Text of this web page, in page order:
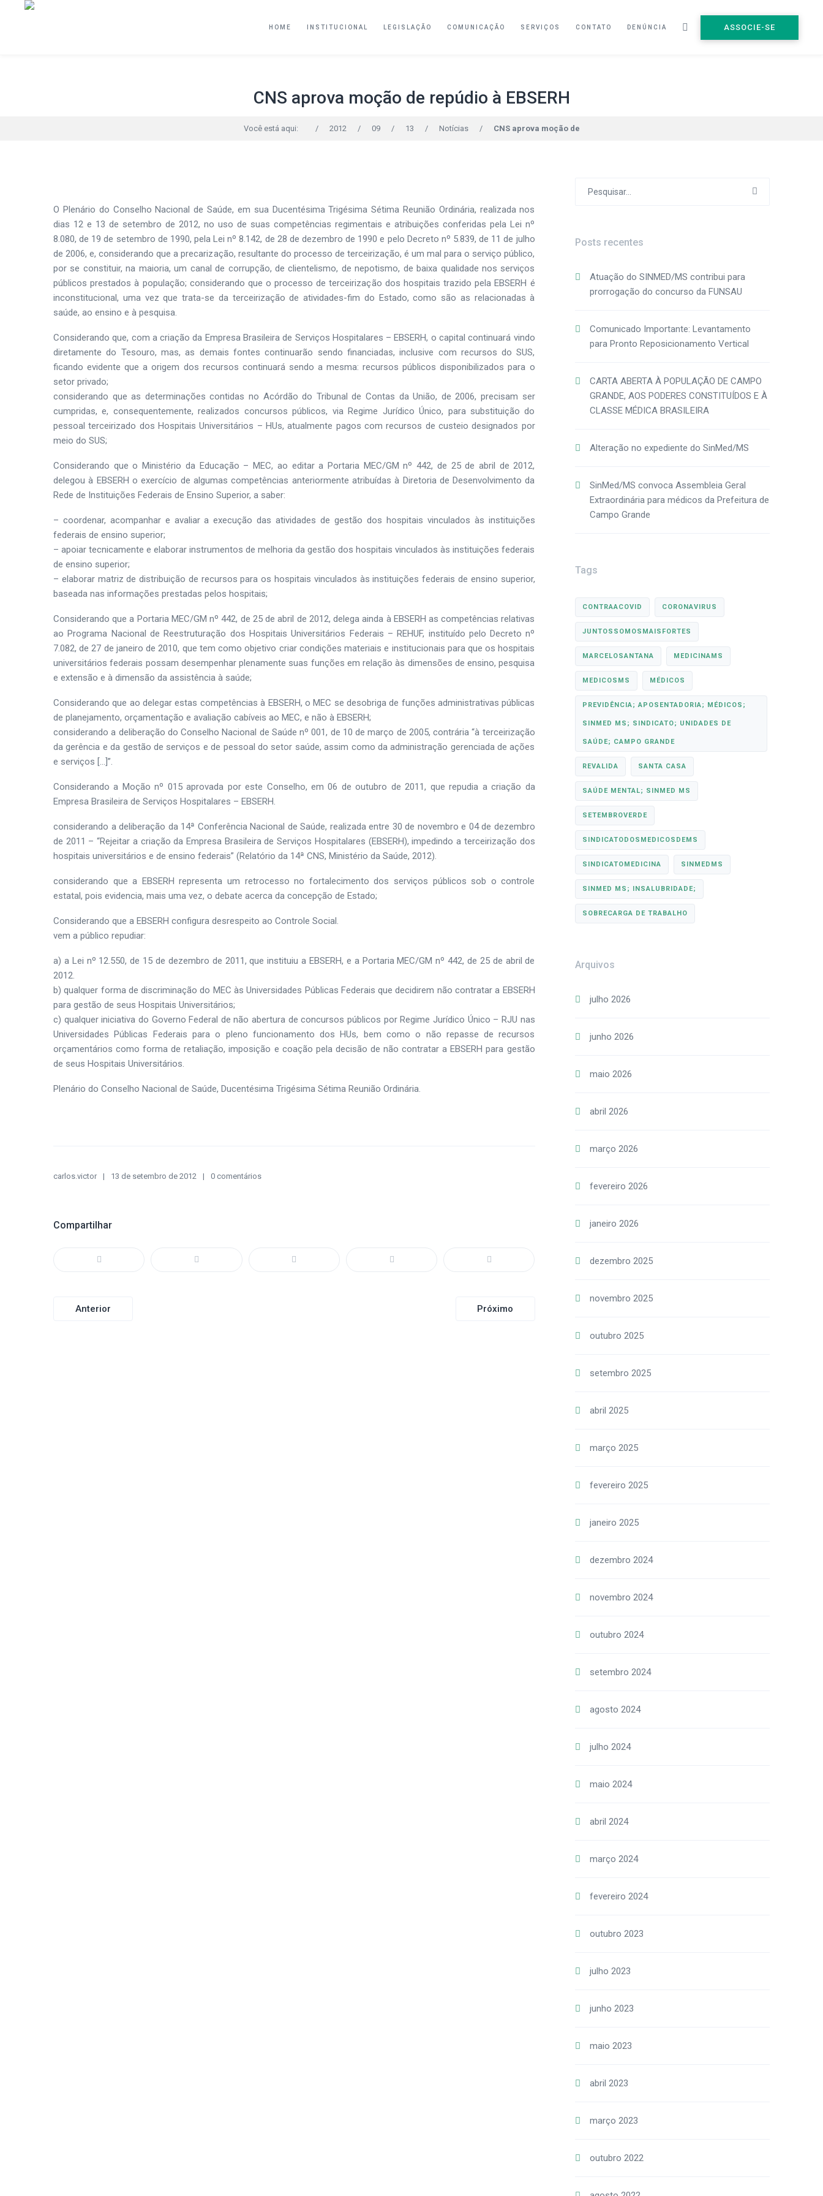
ASSOCIE-SE
HOME INSTITUCIONAL LEGISLAÇÃO COMUNICAÇÃO SERVIÇOS CONTATO DENÚNCIA
CNS aprova moção de repúdio à EBSERH
Você está aqui: / 2012 / 09 / 13 / Notícias / CNS aprova moção de
O Plenário do Conselho Nacional de Saúde, em sua Ducentésima Trigésima Sétima Reunião Ordinária, realizada nos
dias 12 e 13 de setembro de 2012, no uso de suas competências regimentais e atribuições conferidas pela Lei nº
8.080, de 19 de setembro de 1990, pela Lei nº 8.142, de 28 de dezembro de 1990 e pelo Decreto nº 5.839, de 11 de julho
de 2006, e, considerando que a precarização, resultante do processo de terceirização, é um mal para o serviço público,
por se constituir, na maioria, um canal de corrupção, de clientelismo, de nepotismo, de baixa qualidade nos serviços
públicos prestados à população; considerando que o processo de terceirização dos hospitais trazido pela EBSERH é
inconstitucional, uma vez que trata-se da terceirização de atividades-fim do Estado, como são as relacionadas à
saúde, ao ensino e à pesquisa.
Considerando que, com a criação da Empresa Brasileira de Serviços Hospitalares – EBSERH, o capital continuará vindo
diretamente do Tesouro, mas, as demais fontes continuarão sendo financiadas, inclusive com recursos do SUS,
ficando evidente que a origem dos recursos continuará sendo a mesma: recursos públicos disponibilizados para o
setor privado;
considerando que as determinações contidas no Acórdão do Tribunal de Contas da União, de 2006, precisam ser
cumpridas, e, consequentemente, realizados concursos públicos, via Regime Jurídico Único, para substituição do
pessoal terceirizado dos Hospitais Universitários – HUs, atualmente pagos com recursos de custeio designados por
meio do SUS;
Considerando que o Ministério da Educação – MEC, ao editar a Portaria MEC/GM nº 442, de 25 de abril de 2012,
delegou à EBSERH o exercício de algumas competências anteriormente atribuídas à Diretoria de Desenvolvimento da
Rede de Instituições Federais de Ensino Superior, a saber:
– coordenar, acompanhar e avaliar a execução das atividades de gestão dos hospitais vinculados às instituições
federais de ensino superior;
– apoiar tecnicamente e elaborar instrumentos de melhoria da gestão dos hospitais vinculados às instituições federais
de ensino superior;
– elaborar matriz de distribuição de recursos para os hospitais vinculados às instituições federais de ensino superior,
baseada nas informações prestadas pelos hospitais;
Considerando que a Portaria MEC/GM nº 442, de 25 de abril de 2012, delega ainda à EBSERH as competências relativas
ao Programa Nacional de Reestruturação dos Hospitais Universitários Federais – REHUF, instituído pelo Decreto nº
7.082, de 27 de janeiro de 2010, que tem como objetivo criar condições materiais e institucionais para que os hospitais
universitários federais possam desempenhar plenamente suas funções em relação às dimensões de ensino, pesquisa
e extensão e à dimensão da assistência à saúde;
Considerando que ao delegar estas competências à EBSERH, o MEC se desobriga de funções administrativas públicas
de planejamento, orçamentação e avaliação cabíveis ao MEC, e não à EBSERH;
considerando a deliberação do Conselho Nacional de Saúde nº 001, de 10 de março de 2005, contrária “à terceirização
da gerência e da gestão de serviços e de pessoal do setor saúde, assim como da administração gerenciada de ações
e serviços […]”.
Considerando a Moção nº 015 aprovada por este Conselho, em 06 de outubro de 2011, que repudia a criação da
Empresa Brasileira de Serviços Hospitalares – EBSERH.
considerando a deliberação da 14ª Conferência Nacional de Saúde, realizada entre 30 de novembro e 04 de dezembro
de 2011 – “Rejeitar a criação da Empresa Brasileira de Serviços Hospitalares (EBSERH), impedindo a terceirização dos
hospitais universitários e de ensino federais” (Relatório da 14ª CNS, Ministério da Saúde, 2012).
considerando que a EBSERH representa um retrocesso no fortalecimento dos serviços públicos sob o controle
estatal, pois evidencia, mais uma vez, o debate acerca da concepção de Estado;
Considerando que a EBSERH configura desrespeito ao Controle Social.
vem a público repudiar:
a) a Lei nº 12.550, de 15 de dezembro de 2011, que instituiu a EBSERH, e a Portaria MEC/GM nº 442, de 25 de abril de
2012.
b) qualquer forma de discriminação do MEC às Universidades Públicas Federais que decidirem não contratar a EBSERH
para gestão de seus Hospitais Universitários;
c) qualquer iniciativa do Governo Federal de não abertura de concursos públicos por Regime Jurídico Único – RJU nas
Universidades Públicas Federais para o pleno funcionamento dos HUs, bem como o não repasse de recursos
orçamentários como forma de retaliação, imposição e coação pela decisão de não contratar a EBSERH para gestão
de seus Hospitais Universitários.
Plenário do Conselho Nacional de Saúde, Ducentésima Trigésima Sétima Reunião Ordinária.
carlos.victor 13 de setembro de 2012 0 comentários
Compartilhar
Navegação
Anterior Próximo
Posts recentes
Atuação do SINMED/MS contribui para
prorrogação do concurso da FUNSAU
Comunicado Importante: Levantamento
para Pronto Reposicionamento Vertical
CARTA ABERTA À POPULAÇÃO DE CAMPO
GRANDE, AOS PODERES CONSTITUÍDOS E À
CLASSE MÉDICA BRASILEIRA
Alteração no expediente do SinMed/MS
SinMed/MS convoca Assembleia Geral
Extraordinária para médicos da Prefeitura de
Campo Grande
Tags
CONTRAACOVID CORONAVIRUS
JUNTOSSOMOSMAISFORTES
MARCELOSANTANA MEDICINAMS
MEDICOSMS MÉDICOS
PREVIDÊNCIA; APOSENTADORIA; MÉDICOS;
SINMED MS; SINDICATO; UNIDADES DE
SAÚDE; CAMPO GRANDE
REVALIDA SANTA CASA
SAÚDE MENTAL; SINMED MS
SETEMBROVERDE
SINDICATODOSMEDICOSDEMS
SINDICATOMEDICINA SINMEDMS
SINMED MS; INSALUBRIDADE;
SOBRECARGA DE TRABALHO
Arquivos
julho 2026
junho 2026
maio 2026
abril 2026
março 2026
fevereiro 2026
janeiro 2026
dezembro 2025
novembro 2025
outubro 2025
setembro 2025
abril 2025
março 2025
fevereiro 2025
janeiro 2025
dezembro 2024
novembro 2024
outubro 2024
setembro 2024
agosto 2024
julho 2024
maio 2024
abril 2024
março 2024
fevereiro 2024
outubro 2023
julho 2023
junho 2023
maio 2023
abril 2023
março 2023
outubro 2022